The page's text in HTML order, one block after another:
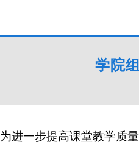
学院
为进一步提高课堂教学质